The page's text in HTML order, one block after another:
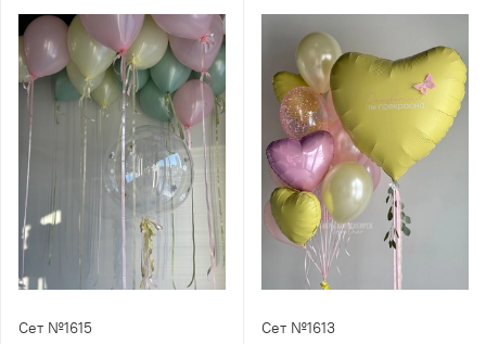
Сет №1615 Сет №1613